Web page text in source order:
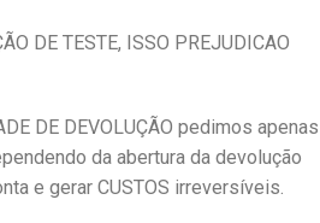
DE TESTE, ISSO PREJUDICAO
DE DEVOLUÇÃO pedimos apenas
da abertura da devolução
e gerar CUSTOS irreversíveis.